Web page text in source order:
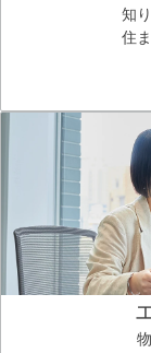
知
住